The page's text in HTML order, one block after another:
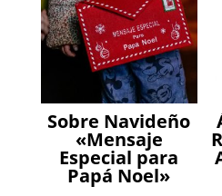
Sobre Navideño
«Mensaje
Especial para
Papá Noel»